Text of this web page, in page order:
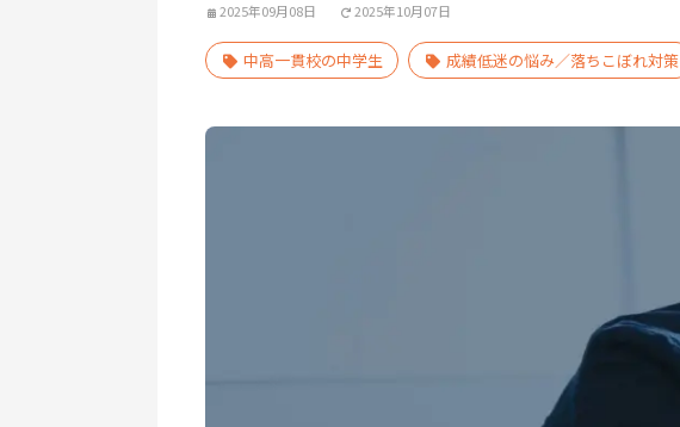
2025年09月08日 2025年10月07日
中高一貫校の中学生 成績低迷の悩み／落ちこぼれ対策